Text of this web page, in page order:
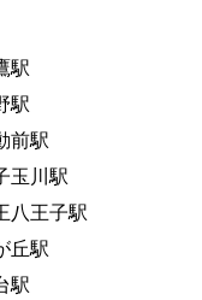
駅
駅
前駅
玉川駅
八王子駅
丘駅
駅